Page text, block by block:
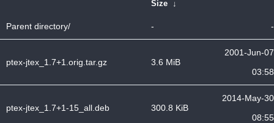
Size ↓
Parent directory/ - -
ptex-jtex_1.7+1.orig.tar.gz 3.6 MiB
2001-Jun-07
03:58
ptex-jtex_1.7+1-15_all.deb 300.8 KiB
2014-May-30
08:55